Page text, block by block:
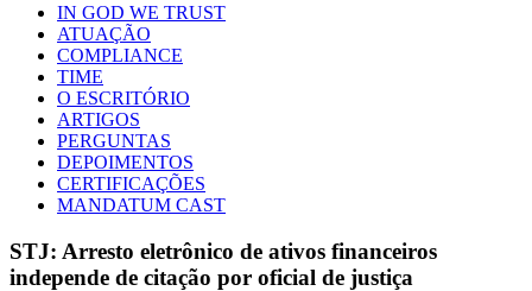
IN GOD WE TRUST
ATUAÇÃO
COMPLIANCE
TIME
O ESCRITÓRIO
ARTIGOS
PERGUNTAS
DEPOIMENTOS
CERTIFICAÇÕES
MANDATUM CAST
STJ: Arresto eletrônico de ativos financeiros
independe de citação por oficial de justiça